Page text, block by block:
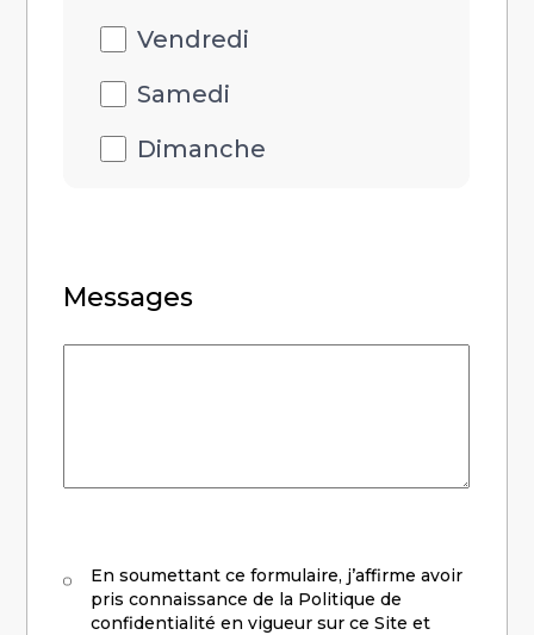
Vendredi
Samedi
Dimanche
Messages
En soumettant ce formulaire, j’affirme avoir
pris connaissance de la Politique de
confidentialité en vigueur sur ce Site et